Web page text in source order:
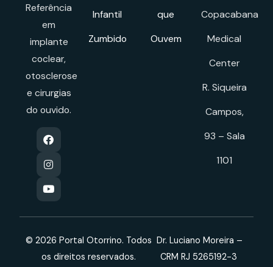
Referência
em
implante
coclear,
otosclerose
e cirurgias
do ouvido.
Infantil
Zumbido
que
Ouvem
Copacabana
Medical
Center
R. Siqueira
Campos,
93 – Sala
1101
© 2026 Portal Otorrino. Todos
os direitos reservados.
Dr. Luciano Moreira –
CRM RJ 5265192-3